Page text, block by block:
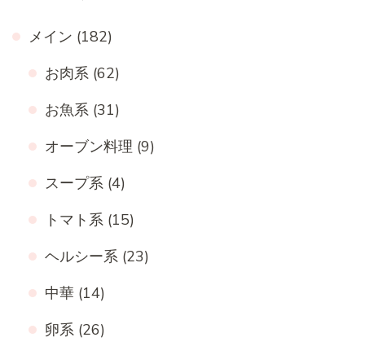
メイン (182)
お肉系 (62)
お魚系 (31)
オーブン料理 (9)
スープ系 (4)
トマト系 (15)
ヘルシー系 (23)
中華 (14)
卵系 (26)